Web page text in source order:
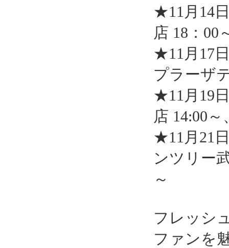
★11月14
店 18：00
★11月17
プラーザ
★11月19
店 14:00
★11月21
ンツリー
～
フレッシ
ファンを